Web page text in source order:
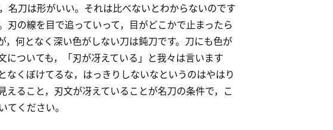
刀は形がいい。それは比べないとわからないのです
の線を目で追っていって，目がどこかで止まったら
何となく深い色がしない刀は鈍刀です。刀にも色が
ついても，「刃が冴えている」と我々は言います
くぼけてるな，はっきりしないなというのはやはり
ること，刃文が冴えていることが名刀の条件で，こ
ください。